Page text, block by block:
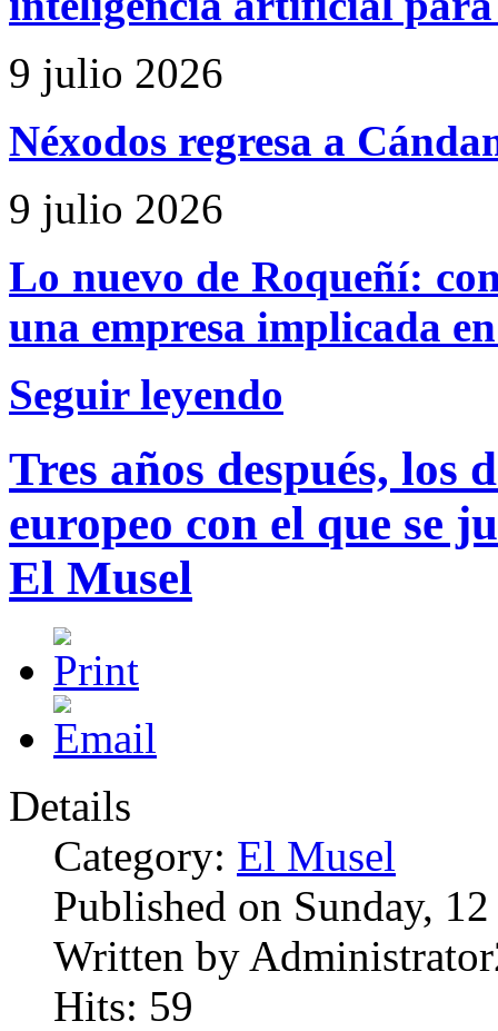
9 julio 2026
Néxodos regresa a
9 julio 2026
Lo nuevo de Roqueñí:
una empresa implicada
Seguir leyendo
Tres años después, los
europeo con el que se
El Musel
Details
Category: El Musel
Published on Sunday,
Written by
Hits: 59